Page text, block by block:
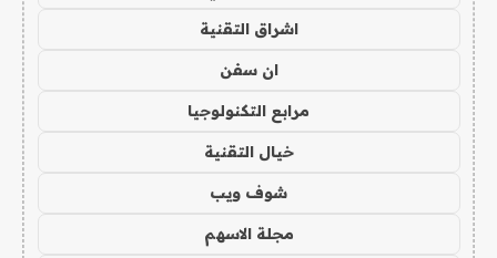
اشراق التقنية
ان سفن
مرابع التكنولوجيا
خيال التقنية
شوف ويب
مجلة الاسهم